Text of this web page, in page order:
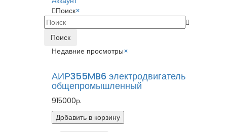
Поиск×
Поиск
Недавние просмотры×
АИР355MB6 электродвигатель
общепромышленный
915000р.
Добавить в корзину